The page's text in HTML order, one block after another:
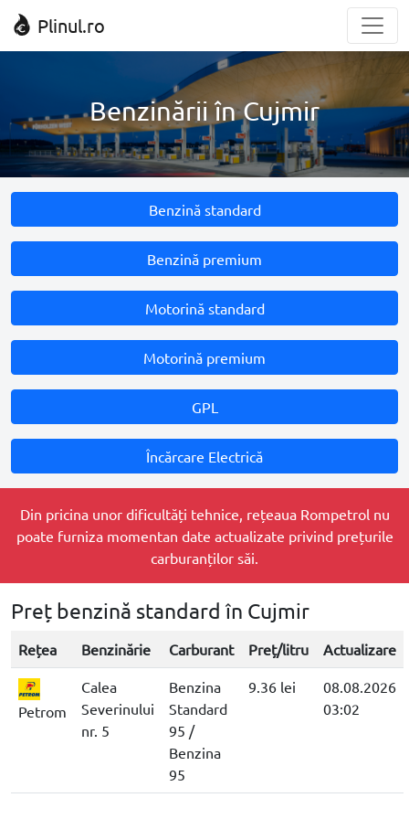
Plinul.ro
Benzinării în Cujmir
Benzină standard
Benzină premium
Motorină standard
Motorină premium
GPL
Încărcare Electrică
Din pricina unor dificultăți tehnice, rețeaua Rompetrol nu
poate furniza momentan date actualizate privind prețurile
carburanților săi.
Preț benzină standard în Cujmir
Rețea Benzinărie Carburant Preț/litru Actualizare
Petrom
Calea
Severinului
nr. 5
Benzina
Standard
95 /
Benzina
95
9.36 lei
08.08.2026
03:02